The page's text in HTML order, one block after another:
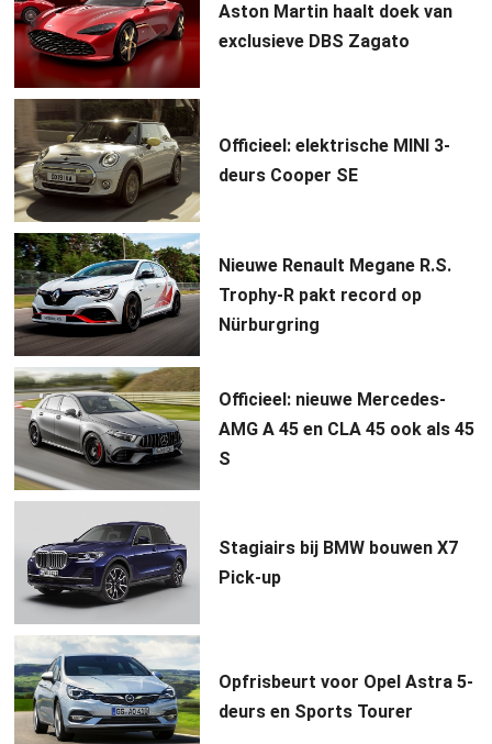
Aston Martin haalt doek van
exclusieve DBS Zagato
Officieel: elektrische MINI 3-
deurs Cooper SE
Nieuwe Renault Megane R.S.
Trophy-R pakt record op
Nürburgring
Officieel: nieuwe Mercedes-
AMG A 45 en CLA 45 ook als 45
S
Stagiairs bij BMW bouwen X7
Pick-up
Opfrisbeurt voor Opel Astra 5-
deurs en Sports Tourer